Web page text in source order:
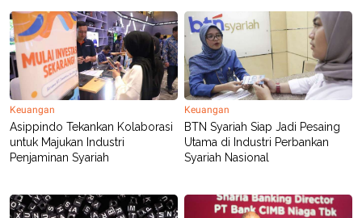
PRIVACY
POLICY
Keuangan
Asippindo Tekankan Kolaborasi
untuk Majukan Industri
Penjaminan Syariah
Keuangan
BTN Syariah Siap Jadi Pesaing
Utama di Industri Perbankan
Syariah Nasional